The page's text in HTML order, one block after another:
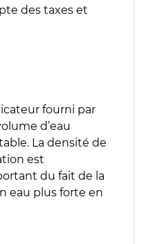
des taxes et
fourni par
d’eau
La densité de
est
du fait de la
eau plus forte en